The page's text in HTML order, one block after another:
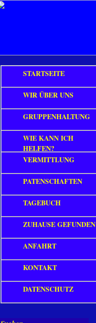
STARTSEITE
WIR ÜBER UNS
GRUPPENHALTUNG
WIE KANN ICH
HELFEN?
VERMITTLUNG
PATENSCHAFTEN
TAGEBUCH
ZUHAUSE GEFUNDEN
ANFAHRT
KONTAKT
DATENSCHUTZ